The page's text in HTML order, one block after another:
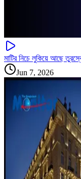
মাটির নিচে লুকিয়ে আছে
Jun 7, 2026